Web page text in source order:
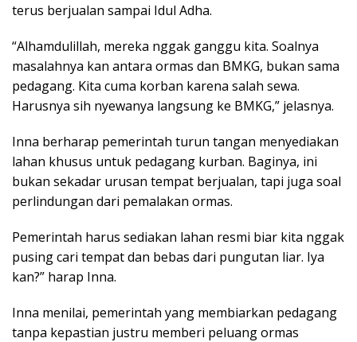
terus berjualan sampai Idul Adha.
“Alhamdulillah, mereka nggak ganggu kita. Soalnya
masalahnya kan antara ormas dan BMKG, bukan sama
pedagang. Kita cuma korban karena salah sewa.
Harusnya sih nyewanya langsung ke BMKG,” jelasnya.
Inna berharap pemerintah turun tangan menyediakan
lahan khusus untuk pedagang kurban. Baginya, ini
bukan sekadar urusan tempat berjualan, tapi juga soal
perlindungan dari pemalakan ormas.
Pemerintah harus sediakan lahan resmi biar kita nggak
pusing cari tempat dan bebas dari pungutan liar. Iya
kan?” harap Inna.
Inna menilai, pemerintah yang membiarkan pedagang
tanpa kepastian justru memberi peluang ormas